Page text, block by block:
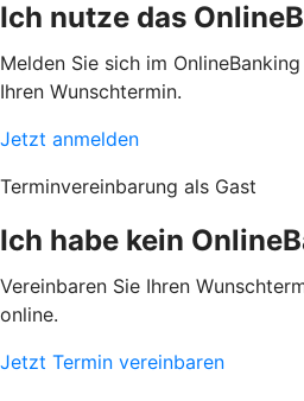
Ich nutze das
Melden Sie sich im
Ihren Wunschtermin.
Jetzt anmelden
Terminvereinbarung als Gast
Ich habe kein
Vereinbaren Sie Ihren
online.
Jetzt Termin vereinbaren